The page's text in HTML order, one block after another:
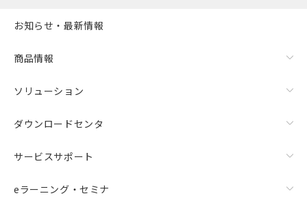
お知らせ・最新情報
商品情報
ソリューション
ダウンロードセンタ
サービスサポート
eラーニング・セミナ